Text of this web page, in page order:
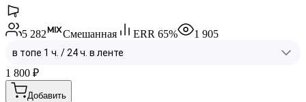
5 282 Смешанная ERR 65% 1 905
1 800 ₽
Добавить